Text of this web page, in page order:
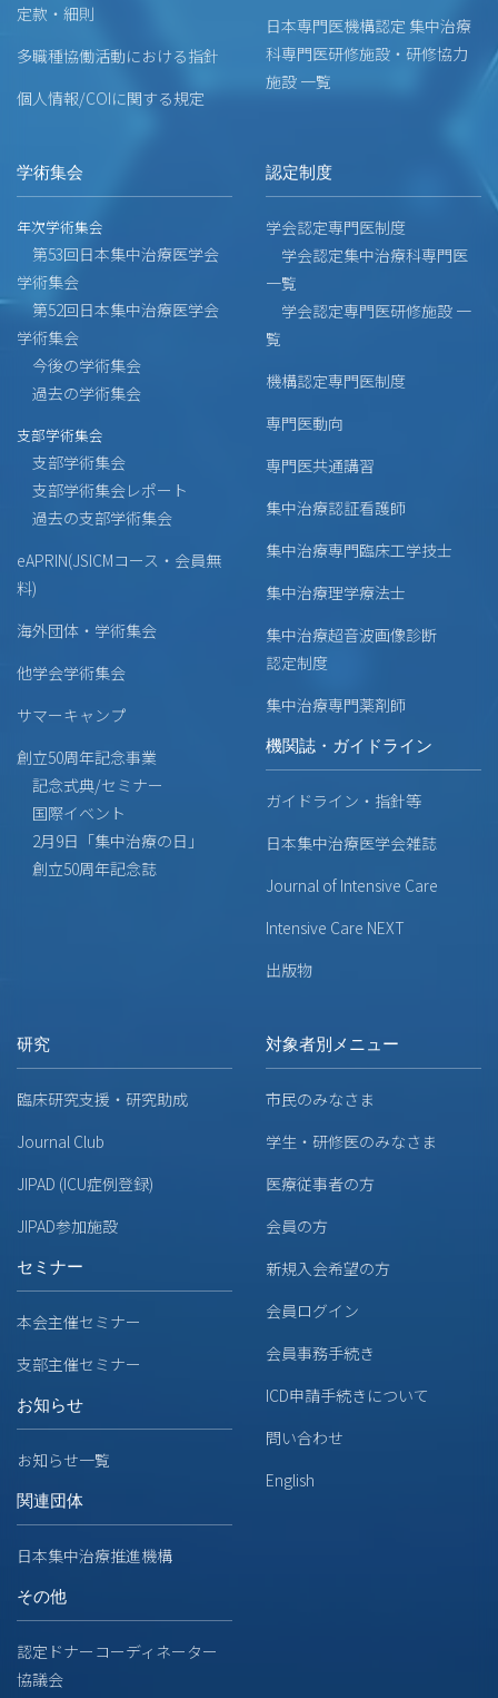
定款・細則
多職種協働活動における指針
個人情報/COIに関する規定
日本専門医機構認定 集中治療
科専門医研修施設・研修協力
施設 一覧
学術集会
年次学術集会
第53回日本集中治療医学会
学術集会
第52回日本集中治療医学会
学術集会
今後の学術集会
過去の学術集会
支部学術集会
支部学術集会
支部学術集会レポート
過去の支部学術集会
eAPRIN(JSICMコース・会員無
料)
海外団体・学術集会
他学会学術集会
サマーキャンプ
創立50周年記念事業
記念式典/セミナー
国際イベント
2月9日「集中治療の日」
創立50周年記念誌
認定制度
学会認定専門医制度
学会認定集中治療科専門医
一覧
学会認定専門医研修施設 一
覧
機構認定専門医制度
専門医動向
専門医共通講習
集中治療認証看護師
集中治療専門臨床工学技士
集中治療理学療法士
集中治療超音波画像診断
認定制度
集中治療専門薬剤師
機関誌・ガイドライン
ガイドライン・指針等
日本集中治療医学会雑誌
Journal of Intensive Care
Intensive Care NEXT
出版物
研究
臨床研究支援・研究助成
Journal Club
JIPAD (ICU症例登録)
JIPAD参加施設
セミナー
本会主催セミナー
支部主催セミナー
お知らせ
お知らせ一覧
関連団体
日本集中治療推進機構
その他
認定ドナーコーディネーター
協議会
対象者別メニュー
市民のみなさま
学生・研修医のみなさま
医療従事者の方
会員の方
新規入会希望の方
会員ログイン
会員事務手続き
ICD申請手続きについて
問い合わせ
English